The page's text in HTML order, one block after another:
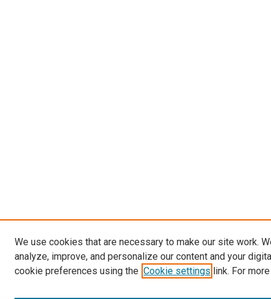
We use cookies that are necessary to make our site work.
analyze, improve, and personalize our content and your
cookie preferences using the Cookie settings link. For